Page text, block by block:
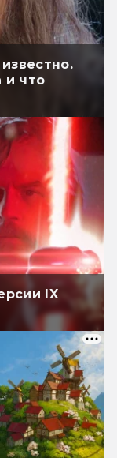
и что
IX